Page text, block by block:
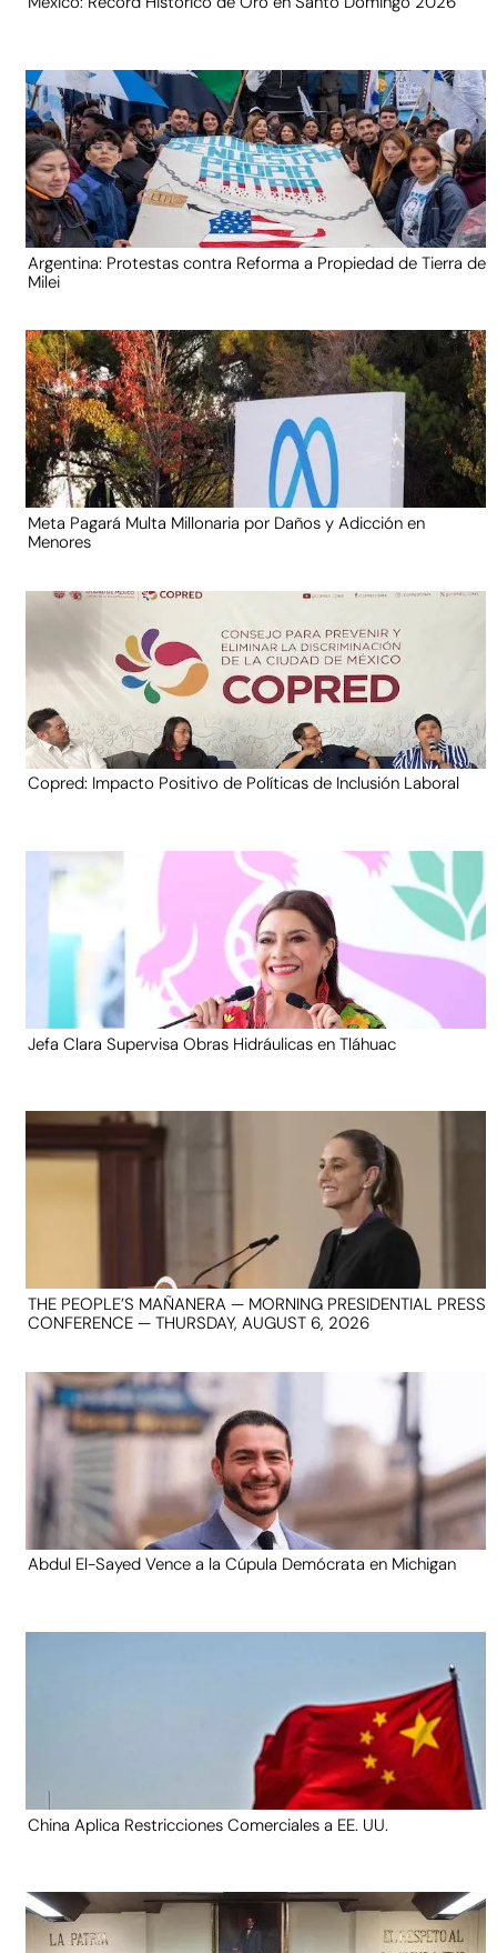
Argentina: Protestas contra Reforma a Propiedad de Tierra de
Milei
Meta Pagará Multa Millonaria por Daños y Adicción en
Menores
Copred: Impacto Positivo de Políticas de Inclusión Laboral
Jefa Clara Supervisa Obras Hidráulicas en Tláhuac
THE PEOPLE’S MAÑANERA — MORNING PRESIDENTIAL PRESS
CONFERENCE — THURSDAY, AUGUST 6, 2026
Abdul El-Sayed Vence a la Cúpula Demócrata en Michigan
China Aplica Restricciones Comerciales a EE. UU.